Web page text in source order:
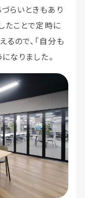
らいときもあり
たことで定時に
るので、「自分も
なりました。